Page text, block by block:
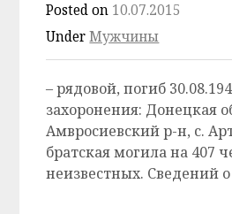
Posted on 10.07.2015
UnderМужчины
– рядовой, погиб
захоронения: Донецкая
Амвросиевский р-н, с.
братская могила на 407
неизвестных. Сведений